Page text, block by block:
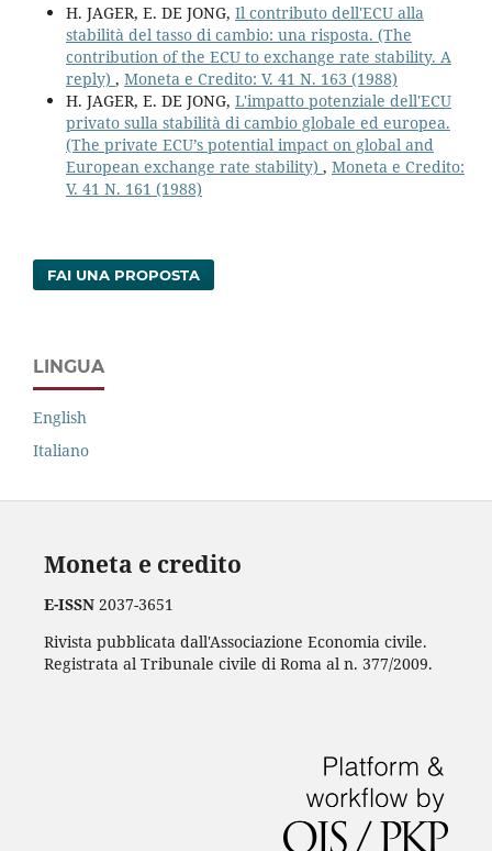
H. JAGER, E. DE JONG, Il contributo dell'ECU alla
stabilità del tasso di cambio: una risposta. (The
contribution of the ECU to exchange rate stability. A
reply) , Moneta e Credito: V. 41 N. 163 (1988)
H. JAGER, E. DE JONG, L'impatto potenziale dell'ECU
privato sulla stabilità di cambio globale ed europea.
(The private ECU’s potential impact on global and
European exchange rate stability) , Moneta e Credito:
V. 41 N. 161 (1988)
FAI UNA PROPOSTA
LINGUA
English
Italiano
Moneta e credito
E-ISSN2037-3651
Rivista pubblicata dall'Associazione Economia civile.
Registrata al Tribunale civile di Roma al n. 377/2009.